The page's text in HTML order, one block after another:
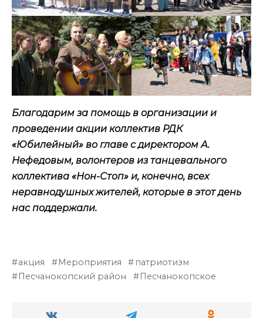
Благодарим за помощь в организации и
проведении акции коллектив РДК
«Юбилейный» во главе с директором А.
Нефедовым, волонтеров из танцевального
коллектива «Нон-Стоп» и, конечно, всех
неравнодушных жителей, которые в этот день
нас поддержали.
акция Мероприятия
патриотизм
Песчанокопский район
Песчанокопское